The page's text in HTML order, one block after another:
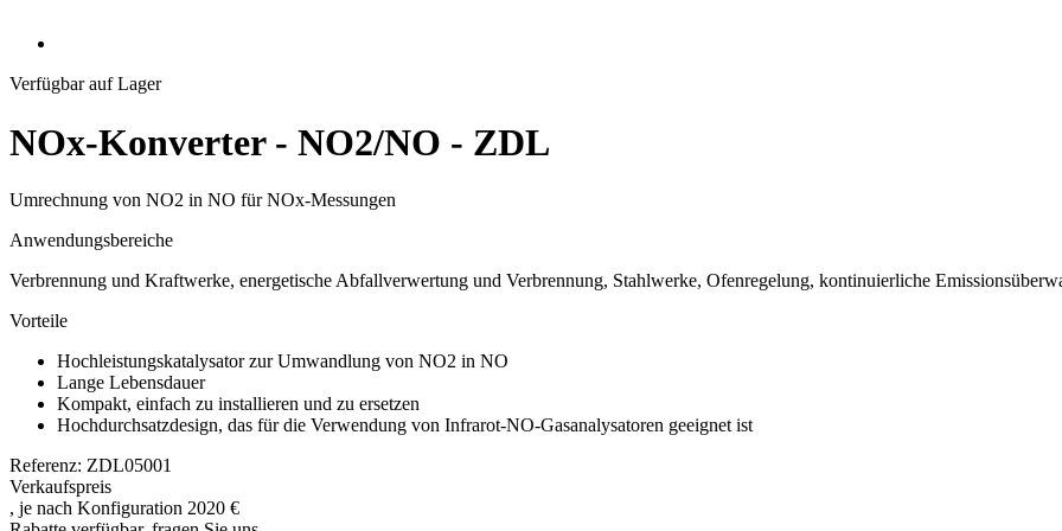
Verfügbar auf Lager
NOx-Konverter - NO2/NO - ZDL
Umrechnung von NO2 in NO für NOx-Messungen
Anwendungsbereiche
Verbrennung und Kraftwerke, energetische Abfallverwertung und Verbrennung, Stahlwerke, Ofenregelung, kontinuierliche
Vorteile
Hochleistungskatalysator zur Umwandlung von NO2 in NO
Lange Lebensdauer
Kompakt, einfach zu installieren und zu ersetzen
Hochdurchsatzdesign, das für die Verwendung von Infrarot-NO-Gasanalysatoren geeignet ist
Referenz: ZDL05001
Verkaufspreis
, je nach Konfiguration 2020 €